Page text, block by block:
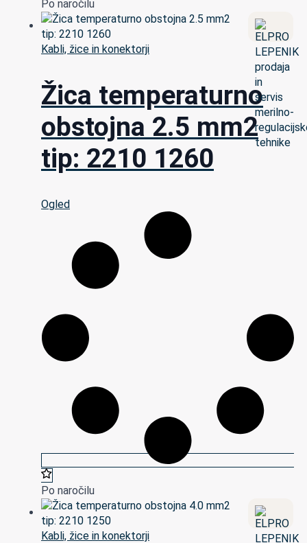
Po naročilu
Kabli, žice in konektorji
Žica temperaturno
obstojna 2.5 mm2
tip: 2210 1260
Ogled
Po naročilu
Kabli, žice in konektorji